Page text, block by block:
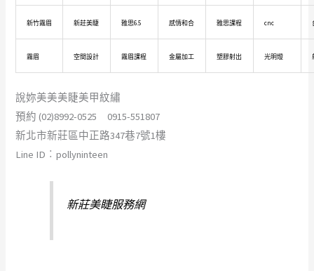
新竹霧眉 新莊美睫 雅思6.5 感情和合 雅思課程 cnc
霧眉 空間設計 霧眉課程 金屬加工 塑膠射出 光明燈
說妳美美美睫美甲紋繡
預約 (02)8992-0525 0915-551807
新北市新莊區中正路347巷7號1樓
Line ID︰pollyninteen
新莊美睫服務網